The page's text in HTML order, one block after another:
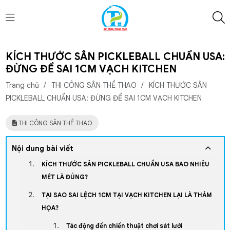
KÍCH THƯỚC SÂN PICKLEBALL CHUẨN USA:
ĐỪNG ĐỂ SAI 1CM VẠCH KITCHEN
Trang chủ / THI CÔNG SÂN THỂ THAO /
KÍCH THƯỚC SÂN
PICKLEBALL CHUẨN USA: ĐỪNG ĐỂ SAI 1CM VẠCH KITCHEN
THI CÔNG SÂN THỂ THAO
Nội dung bài viết
KÍCH THƯỚC SÂN PICKLEBALL CHUẨN USA BAO NHIÊU
MÉT LÀ ĐÚNG?
TẠI SAO SAI LỆCH 1CM TẠI VẠCH KITCHEN LẠI LÀ THẢM
HỌA?
Tác động đến chiến thuật chơi sát lưới